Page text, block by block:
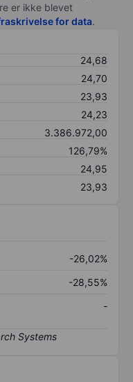
er ikke blevet
for data.
24,68
24,70
23,93
24,23
3.386.972,00
126,79%
24,95
23,93
-26,02%
-28,55%
-